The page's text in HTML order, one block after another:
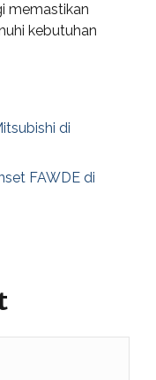
memastikan
kebutuhan
di
FAWDE di